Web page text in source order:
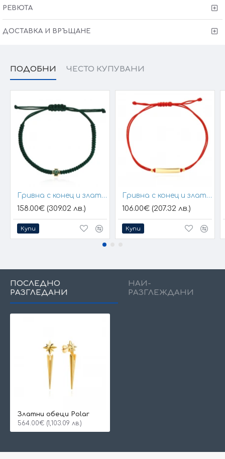
РЕВЮТА
ДОСТАВКА И ВРЪЩАНЕ
ПОДОБНИ ЧЕСТО КУПУВАНИ
Гривна с конец и златен елемент кръст
158.00€ (309.02 лв.)
Купи
Гривна с конец и златна плочка за гравиране
106.00€ (207.32 лв.)
Купи
ПОСЛЕДНО
РАЗГЛЕДАНИ
НАЙ-
РАЗГЛЕЖДАНИ
Златни обеци Polar
564.00€ (1,103.09 лв.)